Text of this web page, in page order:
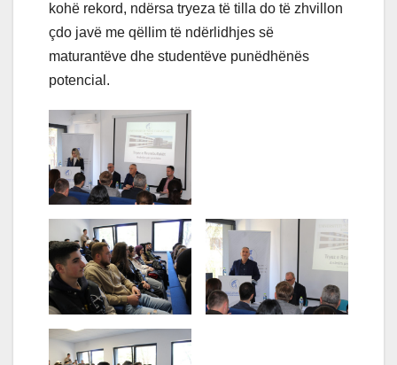
kohë rekord, ndërsa tryeza të tilla do të zhvillon
çdo javë me qëllim të ndërlidhjes së
maturantëve dhe studentëve punëdhënës
potencial.